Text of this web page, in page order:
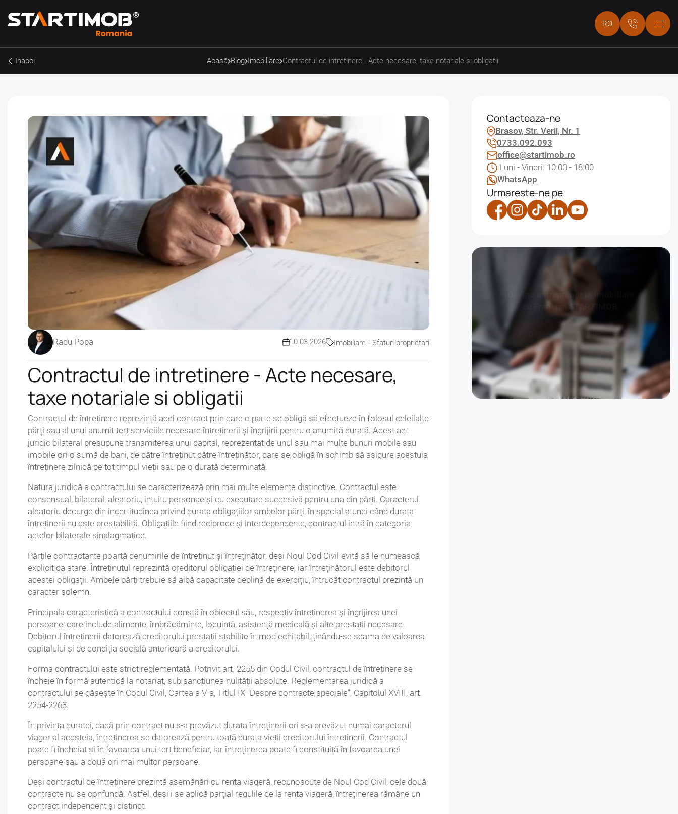
RO
Inapoi Acasă Blog Imobiliare Contractul de intretinere - Acte necesare, taxe notariale si obligatii
Radu Popa 10.03.2026 Imobiliare - Sfaturi proprietari
Contractul de intretinere - Acte necesare,
taxe notariale si obligatii
Contractul de întreținere reprezintă acel contract prin care o parte se obligă să efectueze în folosul celeilalte
părți sau al unui anumit terț serviciile necesare întreținerii și îngrijirii pentru o anumită durată. Acest act
juridic bilateral presupune transmiterea unui capital, reprezentat de unul sau mai multe bunuri mobile sau
imobile ori o sumă de bani, de către întreținut către întreținător, care se obligă în schimb să asigure acestuia
întreținere zilnică pe tot timpul vieții sau pe o durată determinată.
Natura juridică a contractului se caracterizează prin mai multe elemente distinctive. Contractul este
consensual, bilateral, aleatoriu, intuitu personae și cu executare succesivă pentru una din părți. Caracterul
aleatoriu decurge din incertitudinea privind durata obligațiilor ambelor părți, în special atunci când durata
întreținerii nu este prestabilită. Obligațiile fiind reciproce și interdependente, contractul intră în categoria
actelor bilaterale sinalagmatice.
Părțile contractante poartă denumirile de întreținut și întreținător, deși Noul Cod Civil evită să le numească
explicit ca atare. Întreținutul reprezintă creditorul obligației de întreținere, iar întreținătorul este debitorul
acestei obligații. Ambele părți trebuie să aibă capacitate deplină de exercițiu, întrucât contractul prezintă un
caracter solemn.
Principala caracteristică a contractului constă în obiectul său, respectiv întreținerea și îngrijirea unei
persoane, care include alimente, îmbrăcăminte, locuință, asistență medicală și alte prestații necesare.
Debitorul întreținerii datorează creditorului prestații stabilite în mod echitabil, ținându-se seama de valoarea
capitalului și de condiția socială anterioară a creditorului.
Forma contractului este strict reglementată. Potrivit art. 2255 din Codul Civil, contractul de întreținere se
încheie în formă autentică la notariat, sub sancțiunea nulității absolute. Reglementarea juridică a
contractului se găsește în Codul Civil, Cartea a V-a, Titlul IX "Despre contracte speciale", Capitolul XVIII, art.
2254-2263.
În privința duratei, dacă prin contract nu s-a prevăzut durata întreținerii ori s-a prevăzut numai caracterul
viager al acesteia, întreținerea se datorează pentru toată durata vieții creditorului întreținerii. Contractul
poate fi încheiat și în favoarea unui terț beneficiar, iar întreținerea poate fi constituită în favoarea unei
persoane sau a două ori mai multor persoane.
Deși contractul de întreținere prezintă asemănări cu renta viageră, recunoscute de Noul Cod Civil, cele două
contracte nu se confundă. Astfel, deși i se aplică parțial regulile de la renta viageră, întreținerea rămâne un
contract independent și distinct.
Contacteaza-ne
Brasov, Str. Verii, Nr. 1
0733.092.093
office@startimob.ro
Luni - Vineri: 10:00 - 18:00
WhatsApp
Urmareste-ne pe
Devino antreprenor în imobiliare
cu Franciza STARTIMOB.
Descoperă oportunitatea!